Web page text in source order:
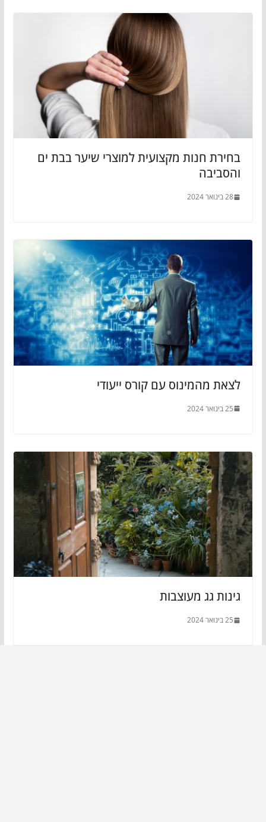
בחירת חנות מקצועית למוצרי שיער בבת ים
והסביבה
28 בינואר 2024
לצאת מהמינוס עם קורס ייעודי
25 בינואר 2024
גינות גג מעוצבות
25 בינואר 2024